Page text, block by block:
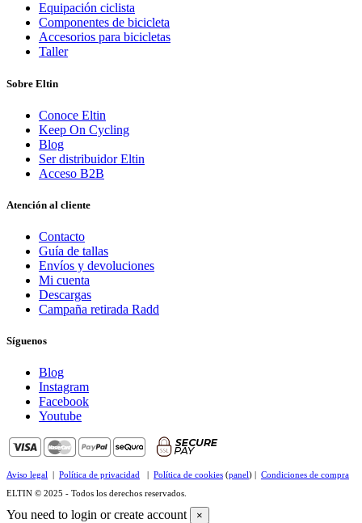
Equipación ciclista
Componentes de bicicleta
Accesorios para bicicletas
Taller
Sobre Eltin
Conoce Eltin
Keep On Cycling
Blog
Ser distribuidor Eltin
Acceso B2B
Atención al cliente
Contacto
Guía de tallas
Envíos y devoluciones
Mi cuenta
Descargas
Campaña retirada Radd
Síguenos
Blog
Instagram
Facebook
Youtube
Aviso legal Política de privacidad Política de cookies (panel) | Condiciones de compra
ELTIN © 2025 - Todos los derechos reservados.
You need to login or create account ×